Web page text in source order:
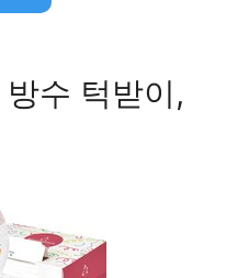
수 턱받이,